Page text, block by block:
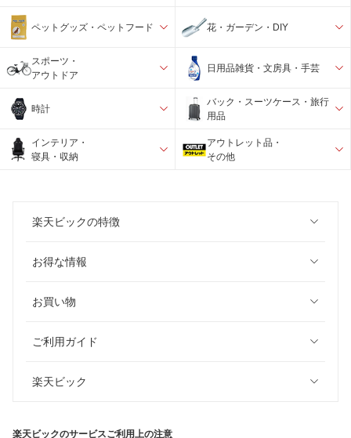
ペットグッズ・ペットフード 花・ガーデン・DIY
スポーツ・
アウトドア
日用品雑貨・文房具・手芸
時計
バック・スーツケース・旅行
用品
インテリア・
寝具・収納
アウトレット品・
その他
楽天ビックの特徴
お得な情報
お買い物
ご利用ガイド
楽天ビック
楽天ビックのサービスご利用上の注意